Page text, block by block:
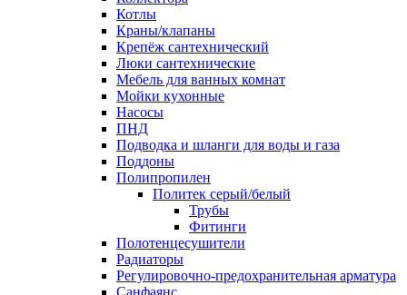
Котлы
Краны/клапаны
Крепёж сантехнический
Люки сантехнические
Мебель для ванных комнат
Мойки кухонные
Насосы
ПНД
Подводка и шланги для воды и газа
Поддоны
Полипропилен
Политек серый/белый
Трубы
Фитинги
Полотенцесушители
Радиаторы
Регулировочно-предохранительная арматура
Санфаянс